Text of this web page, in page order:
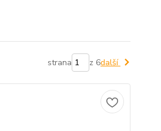
strana z 6další